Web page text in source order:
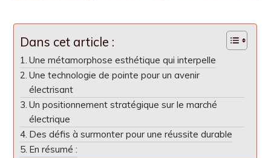
Dans cet article :
Une métamorphose esthétique qui interpelle
Une technologie de pointe pour un avenir
électrisant
Un positionnement stratégique sur le marché
électrique
Des défis à surmonter pour une réussite durable
En résumé :